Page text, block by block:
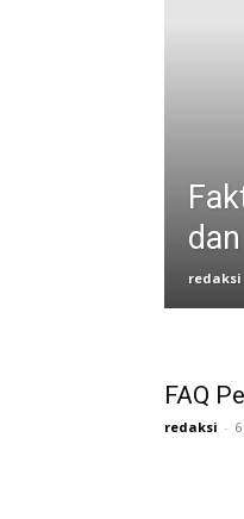
redaksi
FAQ
redaksi -